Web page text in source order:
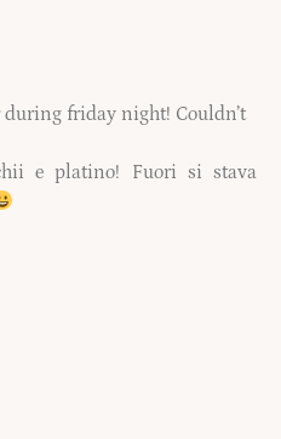
friday night! Couldn’t
e platino! Fuori si stava